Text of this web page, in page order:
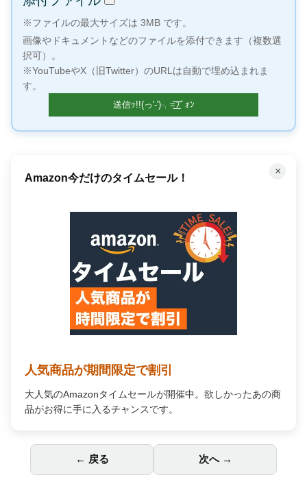
※ファイルの最大サイズは 3MB です。
画像やドキュメントなどのファイルを添付できます（複数選
択可）。
※YouTubeやX（旧Twitter）のURLは自動で埋め込まれま
す。
「聴く」読書で時間を有効活用
Audible オーディオブック
プロの朗読で「聴く」読書。通勤中や家事の合間が、あな
ただけの贅沢な読書時間に変わります。
← 戻る 次へ →